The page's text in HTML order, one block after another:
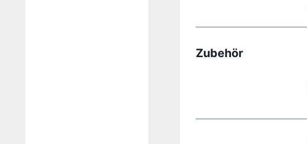
Zubehör